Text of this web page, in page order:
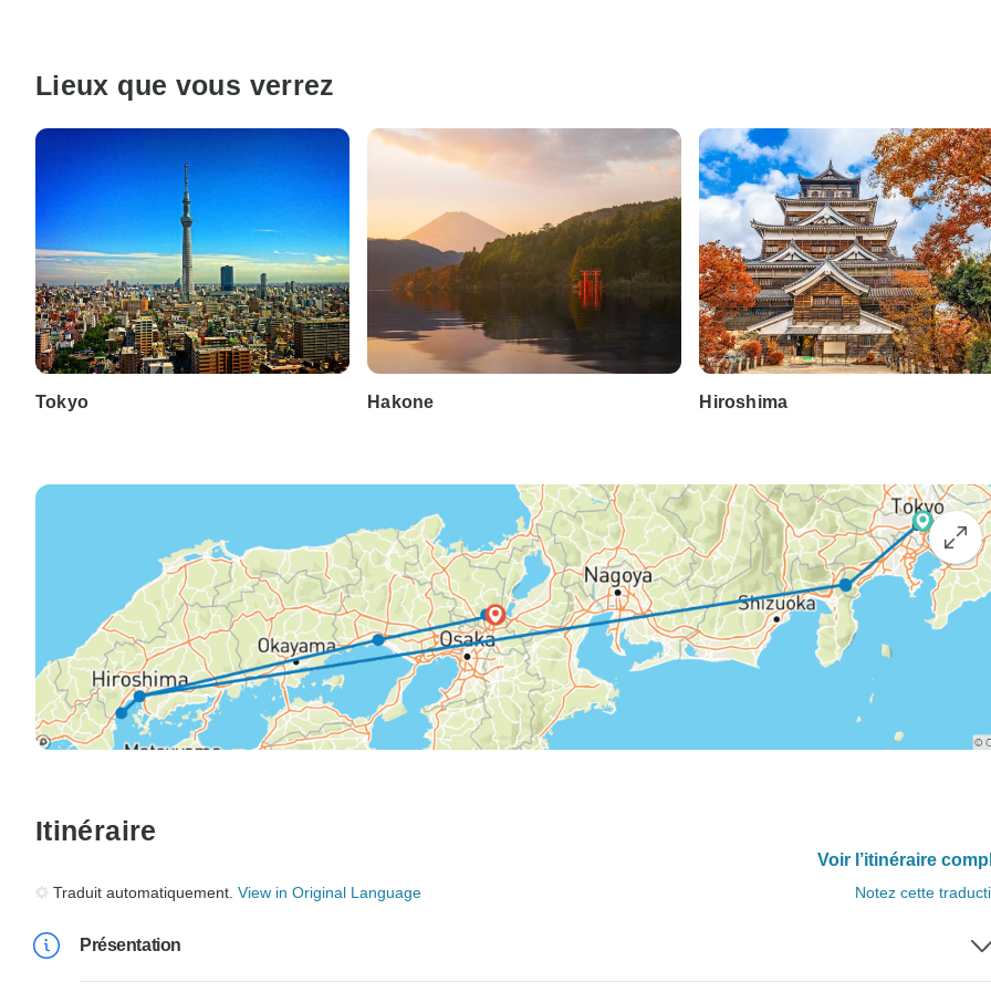
Lieux que vous verrez
Tokyo Hakone Hiroshima
Itinéraire
Voir l’itinéraire
Traduit automatiquement. View in Original Language Notez cette
Présentation